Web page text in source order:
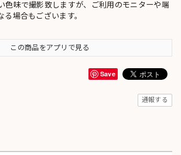
色味で撮影致しますが、ご利用のモニターや端
場合もございます。
この商品をアプリで見る
Save
通報する